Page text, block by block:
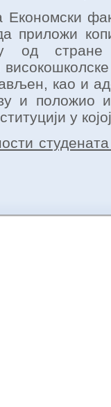
приложи
од
као и
и положио
у